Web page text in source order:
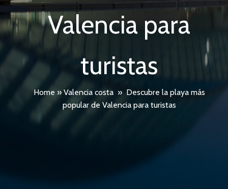
Valencia para
turistas
Home » Valencia costa » Descubre la playa más
popular de Valencia para turistas